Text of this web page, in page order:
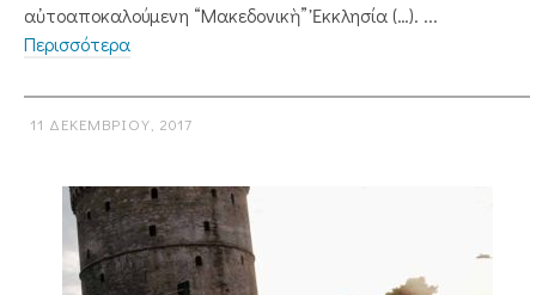
αὐτοαποκαλούμενη “Μακεδονικὴ” Ἐκκλησία (…). ...
Περισσότερα
11 ΔΕΚΕΜΒΡΊΟΥ, 2017